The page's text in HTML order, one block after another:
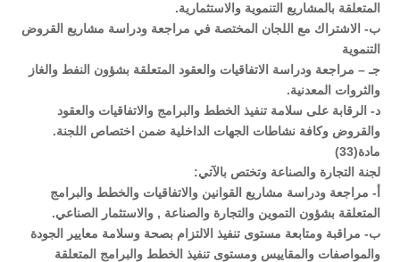
المتعلقة بالمشاريع التنموية والاستثمارية.
ب- الاشتراك مع اللجان المختصة في مراجعة ودراسة مشاريع القروض
التنموية
جـ – مراجعة ودراسة الاتفاقيات والعقود المتعلقة بشؤون النفط والغاز
والثروات المعدنية.
د- الرقابة على سلامة تنفيذ الخطط والبرامج والاتفاقيات والعقود
والقروض وكافة نشاطات الجهات الداخلية ضمن اختصاص اللجنة.
مادة(33)
لجنة التجارة والصناعة وتختص بالآتي:
أ- مراجعة ودراسة مشاريع القوانين والاتفاقيات والخطط والبرامج
المتعلقة بشؤون التموين والتجارة والصناعة , والاستثمار الصناعي.
ب- مراقبة ومتابعة مستوى تنفيذ الالتزام بصحة وسلامة معايير الجودة
والمواصفات والمقاييس ومستوى تنفيذ الخطط والبرامج المتعلقة